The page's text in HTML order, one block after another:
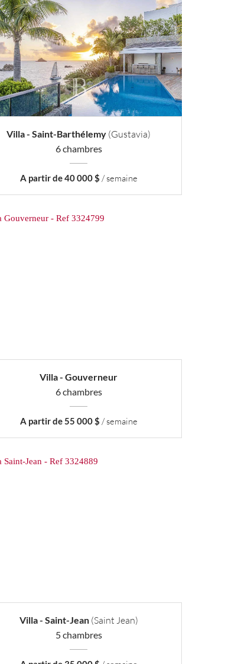
Villa - Saint-Barthélemy (Gustavia)
6 chambres
A partir de 40 000 $ / semaine
Villa - Gouverneur
6 chambres
A partir de 55 000 $ / semaine
Villa - Saint-Jean (Saint Jean)
5 chambres